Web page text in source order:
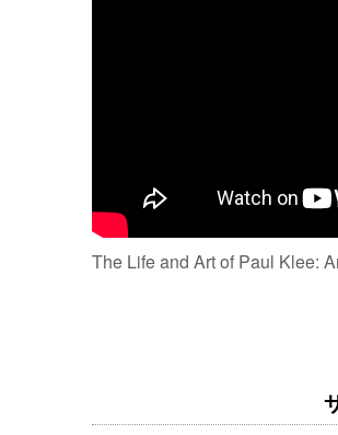
The Life and Art of Paul Klee: